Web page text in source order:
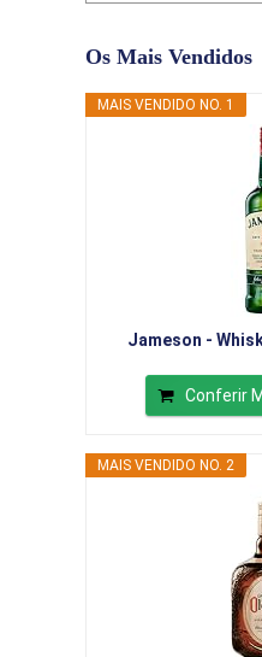
Os Mais Vendidos
MAIS VENDIDO NO. 1
Jameson -
Conferir
MAIS VENDIDO NO. 2